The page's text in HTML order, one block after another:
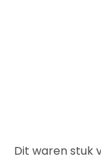
Dit waren stuk